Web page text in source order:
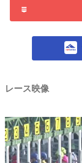
レース映像